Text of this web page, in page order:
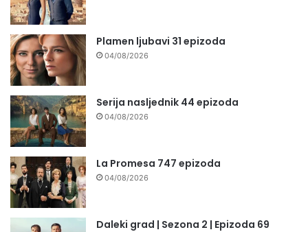
Plamen ljubavi 31 epizoda
04/08/2026
Serija nasljednik 44 epizoda
04/08/2026
La Promesa 747 epizoda
04/08/2026
Daleki grad | Sezona 2 | Epizoda 69